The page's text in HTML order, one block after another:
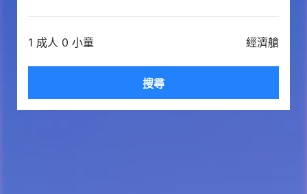
1 成人 0 小童 經濟艙
搜尋